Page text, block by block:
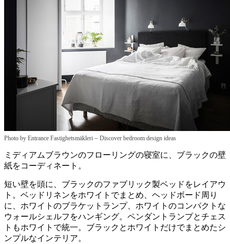
Photo by Entrance Fastighetsmäkleri – Discover bedroom design ideas
ミディアムブラウンのフローリングの寝室に、ブラックの壁
紙をコーディネート。
短い壁を頭に、ブラックのファブリック製ベッドをレイアウ
ト。ベッドリネンをホワイトでまとめ、ヘッドボード周り
に、ホワイトのブラケットランプ、ホワイトのコンパクトな
ウォールシェルフをハンギング。ペンダントランプとチェス
トもホワイトで統一。ブラックとホワイトだけでまとめたシ
ンプルなインテリア。